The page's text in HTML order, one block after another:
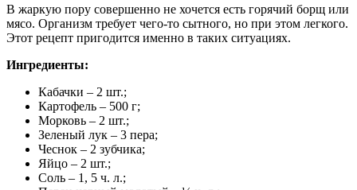
В жаркую пору совершенно не хочется есть горячий борщ или
мясо. Организм требует чего-то сытного, но при этом легкого.
Этот рецепт пригодится именно в таких ситуациях.
Ингредиенты:
Кабачки – 2 шт.;
Картофель – 500 г;
Морковь – 2 шт.;
Зеленый лук – 3 пера;
Чеснок – 2 зубчика;
Яйцо – 2 шт.;
Соль – 1, 5 ч. л.;